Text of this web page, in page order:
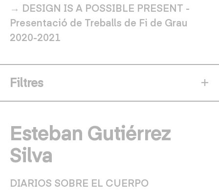
→ DESIGN IS A POSSIBLE PRESENT -
Presentació de Treballs de Fi de Grau
2020-2021
Filtres
Esteban Gutiérrez
Silva
DIARIOS SOBRE EL CUERPO